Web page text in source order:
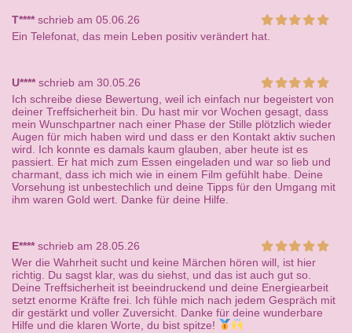
T****schrieb am 05.06.26
Ein Telefonat, das mein Leben positiv verändert hat.
U****schrieb am 30.05.26
Ich schreibe diese Bewertung, weil ich einfach nur begeistert von
deiner Treffsicherheit bin. Du hast mir vor Wochen gesagt, dass
mein Wunschpartner nach einer Phase der Stille plötzlich wieder
Augen für mich haben wird und dass er den Kontakt aktiv suchen
wird. Ich konnte es damals kaum glauben, aber heute ist es
passiert. Er hat mich zum Essen eingeladen und war so lieb und
charmant, dass ich mich wie in einem Film gefühlt habe. Deine
Vorsehung ist unbestechlich und deine Tipps für den Umgang mit
ihm waren Gold wert. Danke für deine Hilfe.
E****schrieb am 28.05.26
Wer die Wahrheit sucht und keine Märchen hören will, ist hier
richtig. Du sagst klar, was du siehst, und das ist auch gut so.
Deine Treffsicherheit ist beeindruckend und deine Energiearbeit
setzt enorme Kräfte frei. Ich fühle mich nach jedem Gespräch mit
dir gestärkt und voller Zuversicht. Danke für deine wunderbare
Hilfe und die klaren Worte, du bist spitze!